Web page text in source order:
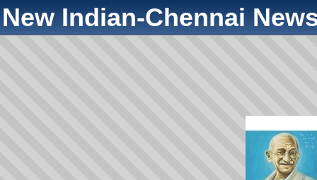
New Indian-Chennai